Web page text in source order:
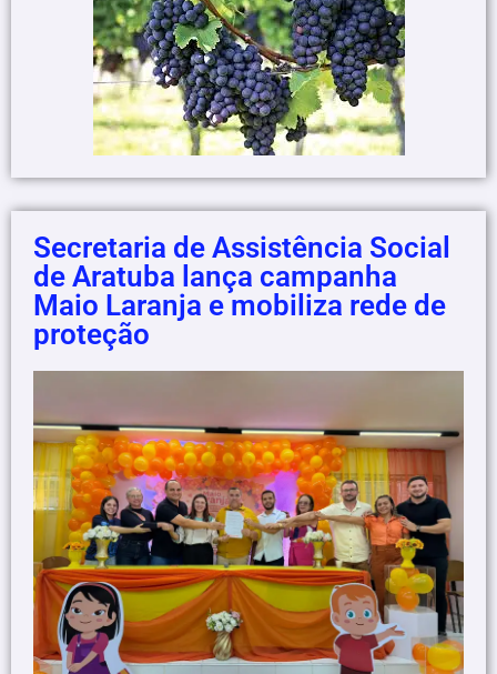
Secretaria de Assistência Social
de Aratuba lança campanha
Maio Laranja e mobiliza rede de
proteção